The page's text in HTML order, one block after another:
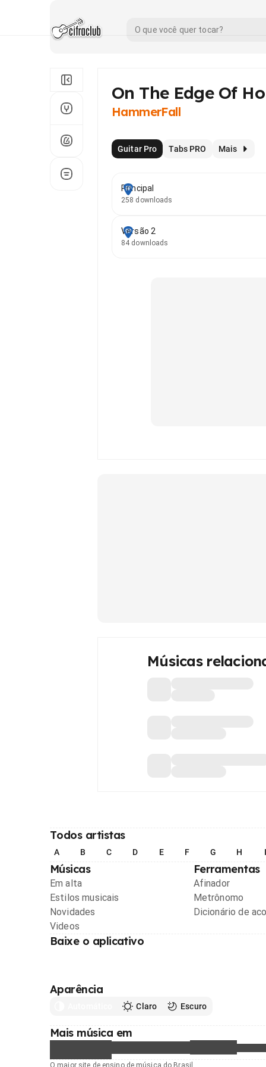
On The Edge Of
HammerFall
Guitar Pro Tabs PRO Mais
Principal
258 downloads
Versão 2
84 downloads
Músicas
Todos artistas
A B C D E F G H
Músicas
Em alta
Estilos musicais
Novidades
Videos
Ferramentas
Afinador
Metrônomo
Dicionário de
Baixe o aplicativo
Aparência
Claro Escuro
Mais música em
O maior site de ensino de música do Brasil